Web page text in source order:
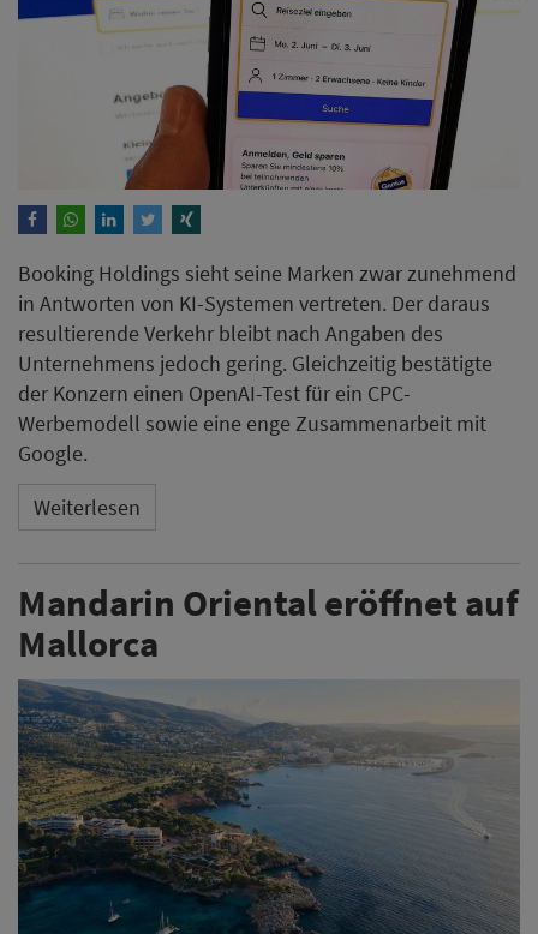
Booking Holdings sieht seine Marken zwar zunehmend
in Antworten von KI-Systemen vertreten. Der daraus
resultierende Verkehr bleibt nach Angaben des
Unternehmens jedoch gering. Gleichzeitig bestätigte
der Konzern einen OpenAI-Test für ein CPC-
Werbemodell sowie eine enge Zusammenarbeit mit
Google.
Weiterlesen
Mandarin Oriental eröffnet auf
Mallorca